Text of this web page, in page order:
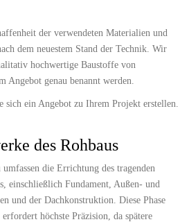
der verwendeten Materialien und
dem neuestem Stand der Technik. Wir
hochwertige Baustoffe von
Angebot genau benannt werden.
sich ein Angebot zu Ihrem Projekt erstellen.
des Rohbaus
die Errichtung des tragenden
einschließlich Fundament, Außen- und
und der Dachkonstruktion. Diese Phase
höchste Präzision, da spätere